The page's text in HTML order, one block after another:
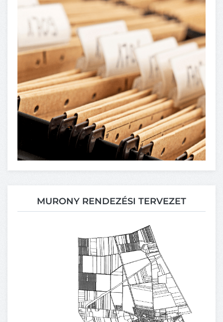
MURONY RENDEZÉSI TERVEZET